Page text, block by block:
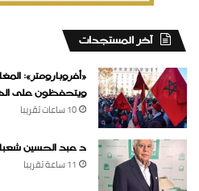
‏آخر المستجدات
«أفروبارومتر»:
ويتحفظون على
10 ساعات ‏تقريبا
د عبد الحسين
11 ساعة ‏تقريبا